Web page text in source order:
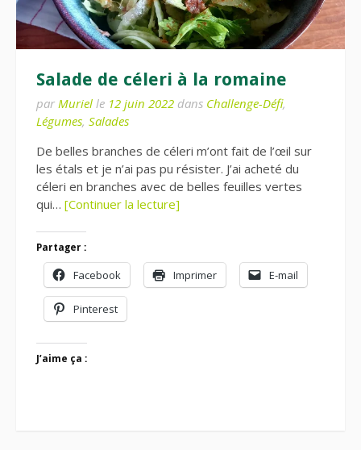
Salade de céleri à la romaine
par Muriel le 12 juin 2022 dans Challenge-Défi,
Légumes, Salades
De belles branches de céleri m’ont fait de l’œil sur
les étals et je n’ai pas pu résister. J’ai acheté du
céleri en branches avec de belles feuilles vertes
qui… [Continuer la lecture]
Partager :
Facebook Imprimer E-mail
Pinterest
J’aime ça :